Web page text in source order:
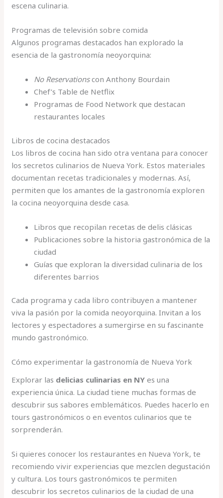
escena culinaria.
Programas de televisión sobre comida
Algunos programas destacados han explorado la
esencia de la gastronomía neoyorquina:
No Reservationscon Anthony Bourdain
Chef’s Table de Netflix
Programas de Food Network que destacan
restaurantes locales
Libros de cocina destacados
Los libros de cocina han sido otra ventana para conocer
los secretos culinarios de Nueva York. Estos materiales
documentan recetas tradicionales y modernas. Así,
permiten que los amantes de la gastronomía exploren
la cocina neoyorquina desde casa.
Libros que recopilan recetas de delis clásicas
Publicaciones sobre la historia gastronómica de la
ciudad
Guías que exploran la diversidad culinaria de los
diferentes barrios
Cada programa y cada libro contribuyen a mantener
viva la pasión por la comida neoyorquina. Invitan a los
lectores y espectadores a sumergirse en su fascinante
mundo gastronómico.
Cómo experimentar la gastronomía de Nueva York
Explorar las delicias culinarias en NY es una
experiencia única. La ciudad tiene muchas formas de
descubrir sus sabores emblemáticos. Puedes hacerlo en
tours gastronómicos o en eventos culinarios que te
sorprenderán.
Si quieres conocer los restaurantes en Nueva York, te
recomiendo vivir experiencias que mezclen degustación
y cultura. Los tours gastronómicos te permiten
descubrir los secretos culinarios de la ciudad de una